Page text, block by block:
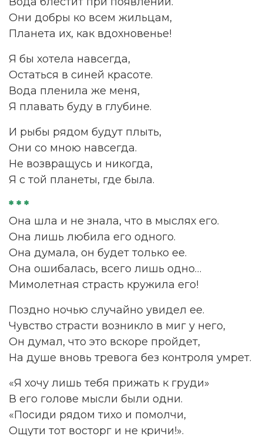
Они добры ко всем жильцам,
Планета их, как вдохновенье!
Я бы хотела навсегда,
Остаться в синей красоте.
Вода пленила же меня,
Я плавать буду в глубине.
И рыбы рядом будут плыть,
Они со мною навсегда.
Не возвращусь и никогда,
Я с той планеты, где была.
* * *
Она шла и не знала, что в мыслях его.
Она лишь любила его одного.
Она думала, он будет только ее.
Она ошибалась, всего лишь одно…
Мимолетная страсть кружила его!
Поздно ночью случайно увидел ее.
Чувство страсти возникло в миг у него,
Он думал, что это вскоре пройдет,
На душе вновь тревога без контроля умрет.
«Я хочу лишь тебя прижать к груди»
В его голове мысли были одни.
«Посиди рядом тихо и помолчи,
Ощути тот восторг и не кричи!».